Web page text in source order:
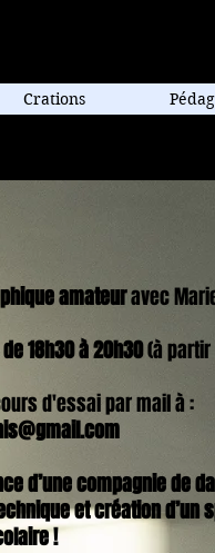
Crations
amateuravec
18h30 à 20h30(à partir
d'essai par mail à :
d’une compagnie de
et création d’un
!